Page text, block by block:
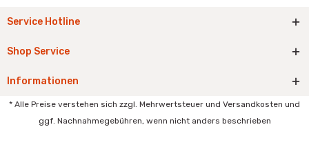
Service Hotline
Shop Service
Informationen
* Alle Preise verstehen sich zzgl. Mehrwertsteuer und Versandkosten und
ggf. Nachnahmegebühren, wenn nicht anders beschrieben